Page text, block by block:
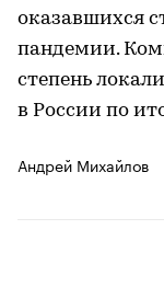
оказавшихся
пандемии.
степень
в России по
Андрей Михайлов